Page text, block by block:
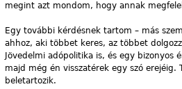
megint azt mondom, hogy annak
Egy további kérdésnek tartom – más
ahhoz, aki többet keres, az többet
Jövedelmi adópolitika is, és egy bizonyos
majd még én visszatérek egy szó
beletartozik.